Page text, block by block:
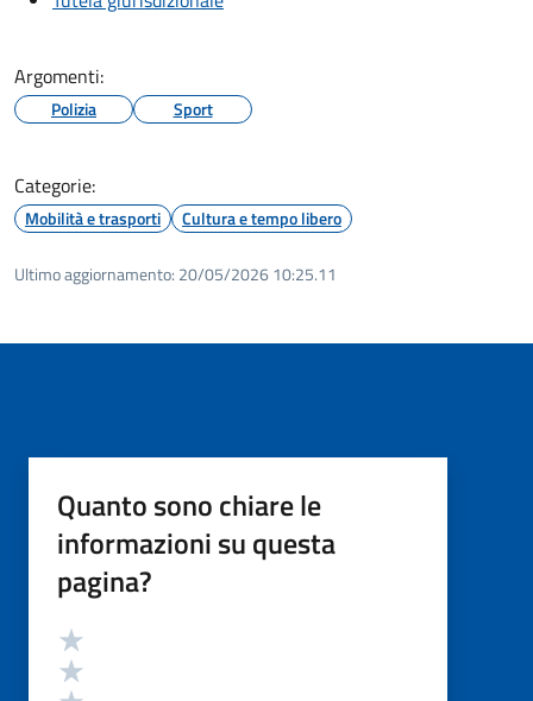
Argomenti:
Polizia Sport
Categorie:
Mobilità e trasporti Cultura e tempo libero
Ultimo aggiornamento: 20/05/2026 10:25.11
Quanto sono chiare le
informazioni su questa
pagina?
Valutazione